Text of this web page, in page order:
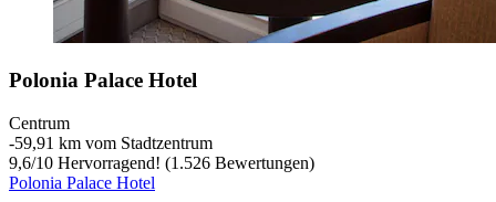
Polonia Palace Hotel
Centrum
‐59,91 km vom Stadtzentrum
9,6/10 Hervorragend! (1.526 Bewertungen)
Polonia Palace Hotel